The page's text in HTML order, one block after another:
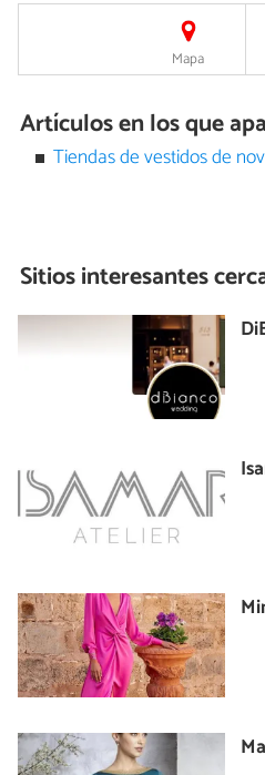
Mapa
Artículos en los que
Tiendas de vestidos de
Sitios interesantes